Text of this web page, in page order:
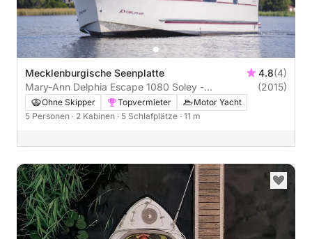
Mecklenburgische Seenplatte 4.8(4)
Mary-Ann Delphia Escape 1080 Soley -
Führerscheinfrei (Charterschein)
(2015)
Ohne Skipper Topvermieter
Motor Yacht
5 Personen · 2 Kabinen · 5 Schlafplätze · 11 m